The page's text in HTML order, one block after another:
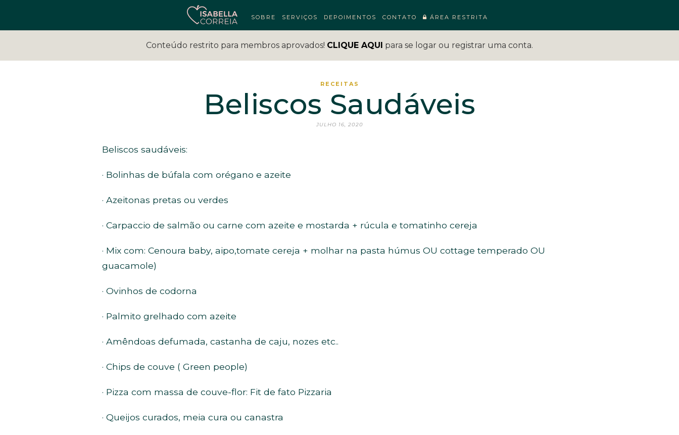
SOBRE SERVIÇOS DEPOIMENTOS CONTATO ÁREA RESTRITA
Conteúdo restrito para membros aprovados! CLIQUE AQUI para se logar ou registrar uma conta.
RECEITAS
Beliscos Saudáveis
JULHO 16, 2020
Beliscos saudáveis:
· Bolinhas de búfala com orégano e azeite
· Azeitonas pretas ou verdes
· Carpaccio de salmão ou carne com azeite e mostarda + rúcula e tomatinho cereja
· Mix com: Cenoura baby, aipo,tomate cereja + molhar na pasta húmus OU cottage temperado OU
guacamole)
· Ovinhos de codorna
· Palmito grelhado com azeite
· Amêndoas defumada, castanha de caju, nozes etc..
· Chips de couve ( Green people)
· Pizza com massa de couve-flor: Fit de fato Pizzaria
· Queijos curados, meia cura ou canastra